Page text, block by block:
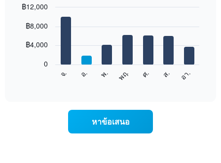
chart
bars.
graphic.
จ. อ. พ. พฤ. ศ. ส. อา.
0
฿4,000
฿8,000
฿12,000
หาข้อเสนอ